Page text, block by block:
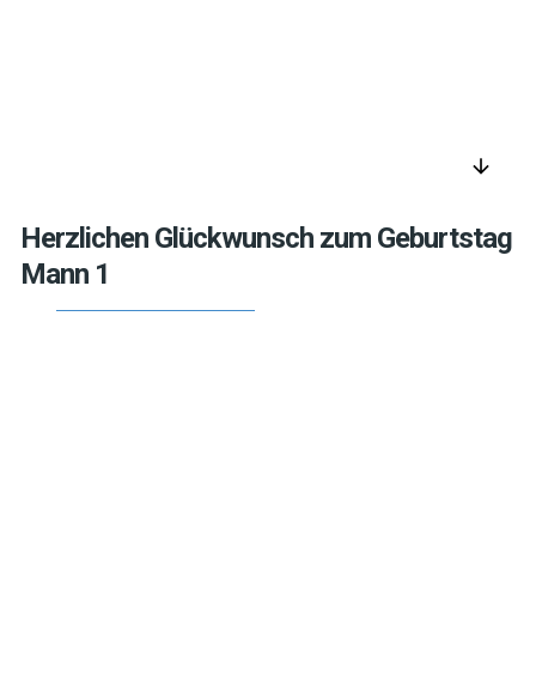
arrow_downward
Herzlichen Glückwunsch zum Geburtstag
Mann 1